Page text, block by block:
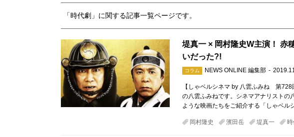
「時代劇」に関する記事一覧ページです。
堤真一 × 岡村隆史W主演！ 赤
いだった?!
コラム NEWS ONLINE 編集部
【しゃベルシネマ by 八雲ふみね 第
の八雲ふみねです。シネマアナリストの
ような映画たちをご紹介する「しゃベ
岡村隆史 濱田岳 堤真一